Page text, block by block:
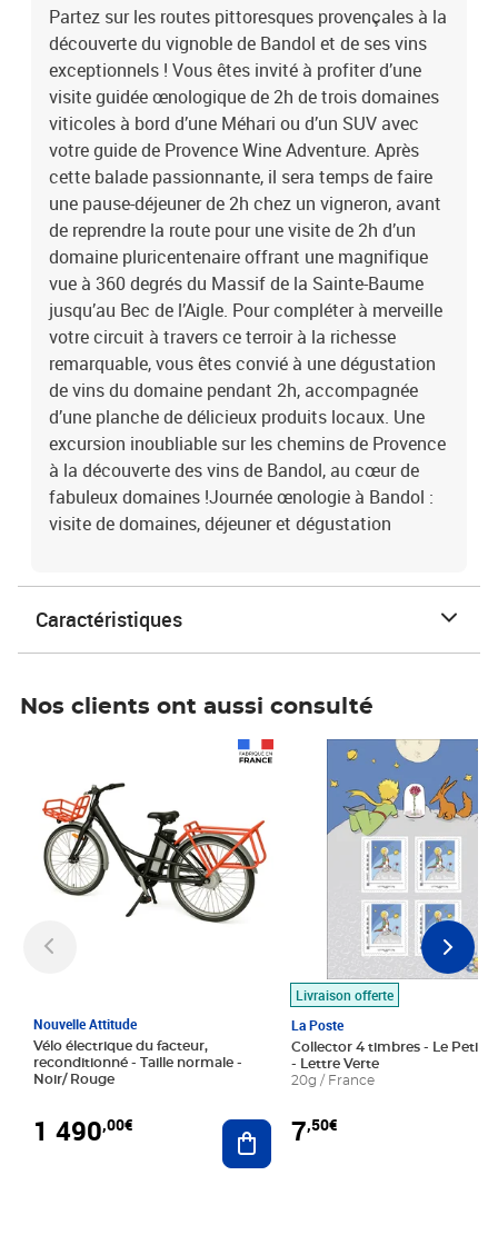
Provence à la découverte des vins de Bandol, au cœur de fabuleux
domaines !Journée œnologie à Bandol : visite de domaines,
déjeuner et dégustation
Partez sur les routes pittoresques provençales à la
découverte du vignoble de Bandol et de ses vins
exceptionnels ! Vous êtes invité à profiter d’une
visite guidée œnologique de 2h de trois domaines
viticoles à bord d’une Méhari ou d’un SUV avec
votre guide de Provence Wine Adventure. Après
cette balade passionnante, il sera temps de faire
une pause-déjeuner de 2h chez un vigneron, avant
de reprendre la route pour une visite de 2h d’un
domaine pluricentenaire offrant une magnifique
vue à 360 degrés du Massif de la Sainte-Baume
jusqu’au Bec de l’Aigle. Pour compléter à merveille
votre circuit à travers ce terroir à la richesse
remarquable, vous êtes convié à une dégustation
de vins du domaine pendant 2h, accompagnée
d’une planche de délicieux produits locaux. Une
excursion inoubliable sur les chemins de Provence
à la découverte des vins de Bandol, au cœur de
fabuleux domaines !Journée œnologie à Bandol :
visite de domaines, déjeuner et dégustation
Caractéristiques
Nos clients ont aussi consulté
Nouvelle Attitude
Vélo électrique du facteur,
reconditionné - Taille normale -
Noir/ Rouge
1 490,00€ Ajouter au panier
Livraison offerte
La Poste
Collector 4 timbres - Le Petit
- Lettre Verte
20g / France
7,50€
Prix 7,50€